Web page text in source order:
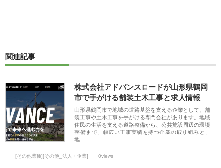
関連記事
株式会社アドバンスロードが山形県鶴岡
市で手がける舗装土木工事と求人情報
山形県鶴岡市で地域の道路基盤を支える企業として、舗
装工事や土木工事を手がける専門会社があります。地域
住民の生活を支える道路整備から、公共施設周辺の環境
整備まで、幅広い工事実績を持つ企業の取り組みと、
地…
[その他業種][その他_法人・企業] 0views